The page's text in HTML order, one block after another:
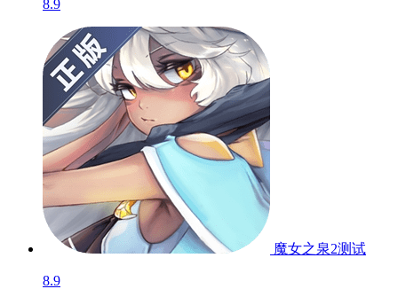
8.9
魔女之泉2测试
8.9